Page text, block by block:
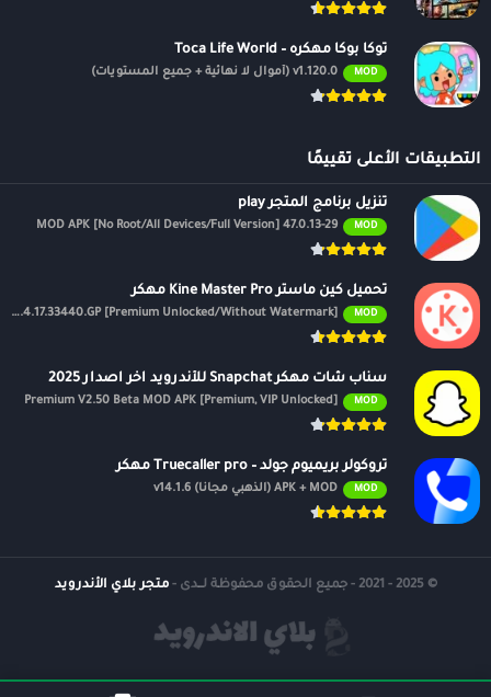
توكا بوكا مهكره – Toca Life World
MOD v1.120.0 (أموال لا نهائية + جميع المستويات)
التطبيقات الأعلى تقييمًا
تنزيل برنامج المتجر play
MOD
47.0.13-29 MOD APK [No Root/All Devices/Full Version]
تحميل كين ماستر Kine Master Pro مهكر
MOD
APK v7.4.17.33440.GP [Premium Unlocked/Without Watermark]
سناب شات مهكر Snapchat للأندرويد اخر اصدار 2025
MOD
Premium V2.50 Beta MOD APK [Premium, VIP Unlocked]
تروكولر بريميوم جولد – Truecaller pro مهكر
MOD APK + MOD (الذهبي مجانًا) v14.1.6
© 2025 - 2021 - جميع الحقوق محفوظة لــدى - متجر بلاي الأندرويد